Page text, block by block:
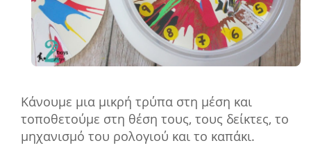
Κάνουμε μια μικρή τρύπα στη μέση και
τοποθετούμε στη θέση τους, τους δείκτες, το
μηχανισμό του ρολογιού και το καπάκι.